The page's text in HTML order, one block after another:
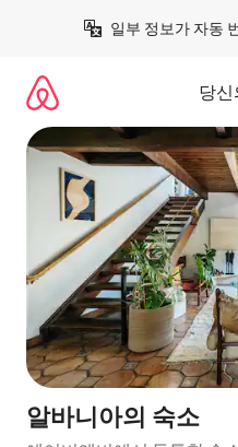
일부 정보가 자동
당
알바니아의 숙소